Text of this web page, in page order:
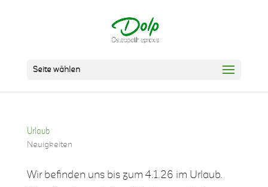
Seite wählen
Urlaub
Neuigkeiten
Wir befinden uns bis zum 4.1.26 im Urlaub.